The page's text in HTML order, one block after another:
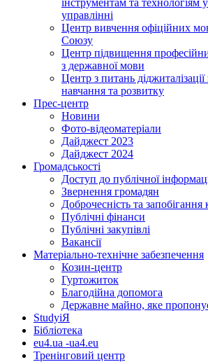
інструментам та технологіям
управлінні
Центр вивчення офіційних
Союзу
Центр підвищення
з державної мови
Центр з питань
навчання та розвитку
Прес-центр
Новини
Фото-відеоматеріали
Дайджест 2023
Дайджест 2024
Громадськості
Доступ до публічної
Звернення громадян
Доброчесність та запобігання
Публічні фінанси
Публічні закупівлі
Вакансії
Матеріально-технічне забезпечення
Козин-центр
Гуртожиток
Благодійна допомога
Державне майно, яке
StudyіЯ
Бібліотека
eu4.ua -ua4.eu
Тренінговий центр